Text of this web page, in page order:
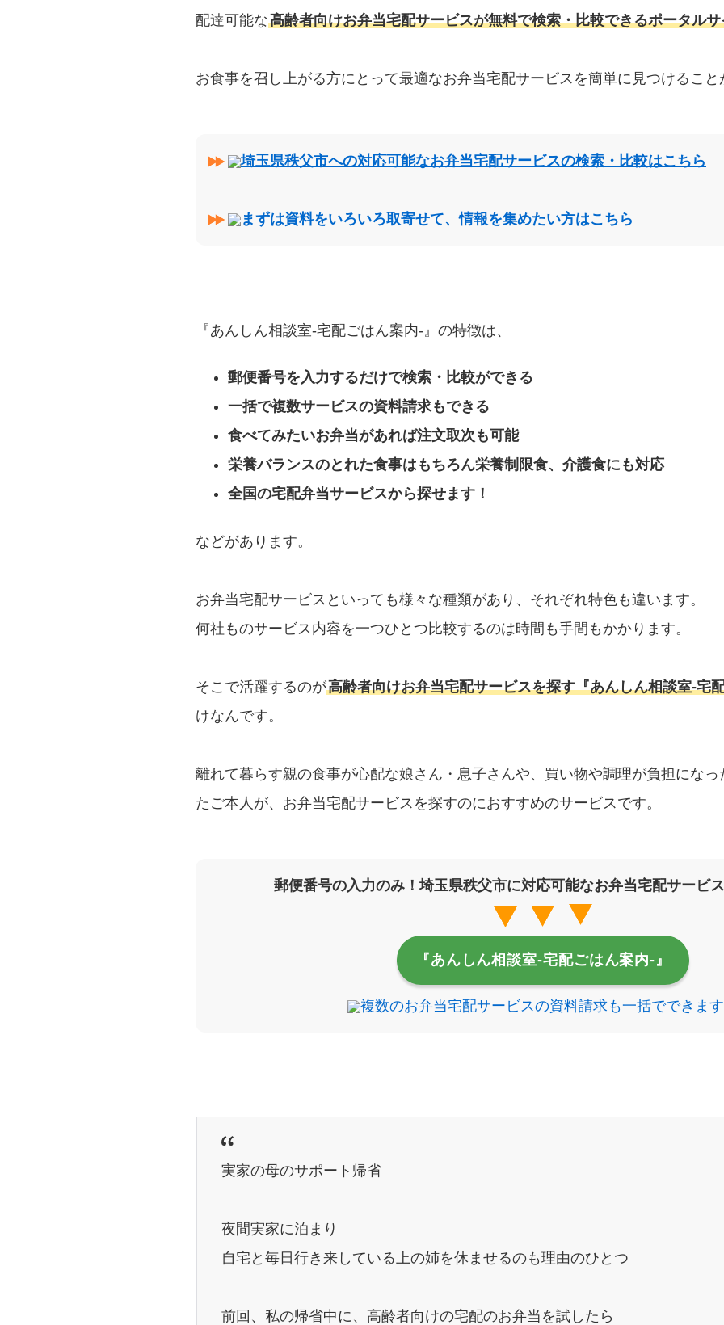
配達可能な高齢者向けお弁当宅配サービスが無料で検索・比較できるポータル
お食事を召し上がる方にとって最適なお弁当宅配サービスを簡単に見つけること
埼玉県秩父市への対応可能なお弁当宅配サービスの検索・比較はこちら
まずは資料をいろいろ取寄せて、情報を集めたい方はこちら
『あんしん相談室‐宅配ごはん案内‐』の特徴は、
郵便番号を入力するだけで検索・比較ができる
一括で複数サービスの資料請求もできる
食べてみたいお弁当があれば注文取次も可能
栄養バランスのとれた食事はもちろん栄養制限食、介護食にも対応
全国の宅配弁当サービスから探せます！
などがあります。
お弁当宅配サービスといっても様々な種類があり、それぞれ特色も違います。
何社ものサービス内容を一つひとつ比較するのは時間も手間もかかります。
そこで活躍するのが高齢者向けお弁当宅配サービスを探す『あんしん相談室‐宅
けなんです。
離れて暮らす親の食事が心配な娘さん・息子さんや、買い物や調理が負担になっ
たご本人が、お弁当宅配サービスを探すのにおすすめのサービスです。
郵便番号の入力のみ！埼玉県秩父市に対応可能なお弁当宅配サービ
『あんしん相談室‐宅配ごはん案内‐』
複数のお弁当宅配サービスの資料請求も一括でできます
実家の母のサポート帰省
夜間実家に泊まり
自宅と毎日行き来している上の姉を休ませるのも理由のひとつ
前回、私の帰省中に、高齢者向けの宅配のお弁当を試したら